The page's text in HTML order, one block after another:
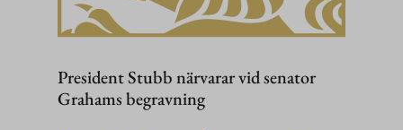
President Stubb närvarar vid senator
Grahams begravning